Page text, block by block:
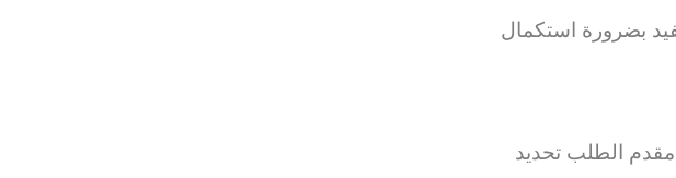
بضرورة استكمال
مقدم الطلب تحديد